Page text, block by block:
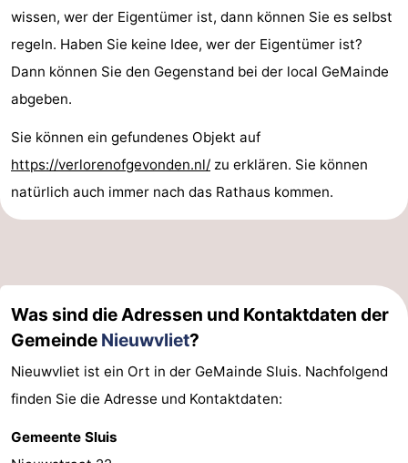
&
Natur
-
Schwimmbader
-
Sportangeln
Haifischzähne
Seehunden
und
Veranstaltungen
wissen, wer der Eigentümer ist, dann können Sie es selbst
regeln. Haben Sie keine Idee, wer der Eigentümer ist?
Dann können Sie den Gegenstand bei der local GeMainde
abgeben.
Sie können ein gefundenes Objekt auf
https://verlorenofgevonden.nl/ zu erklären. Sie können
natürlich auch immer nach das Rathaus kommen.
Was sind die Adressen und Kontaktdaten der
Gemeinde Nieuwvliet?
Nieuwvliet ist ein Ort in der GeMainde Sluis. Nachfolgend
finden Sie die Adresse und Kontaktdaten:
Gemeente Sluis